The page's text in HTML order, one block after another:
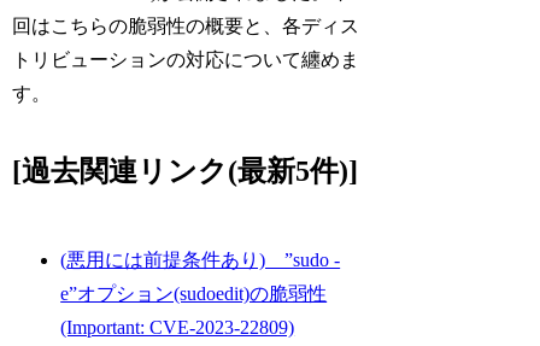
回はこちらの脆弱性の概要と、各ディス
トリビューションの対応について纏めま
す。
[過去関連リンク(最新5件)]
(悪用には前提条件あり) ”sudo -
e”オプション(sudoedit)の脆弱性
(Important: CVE-2023-22809)